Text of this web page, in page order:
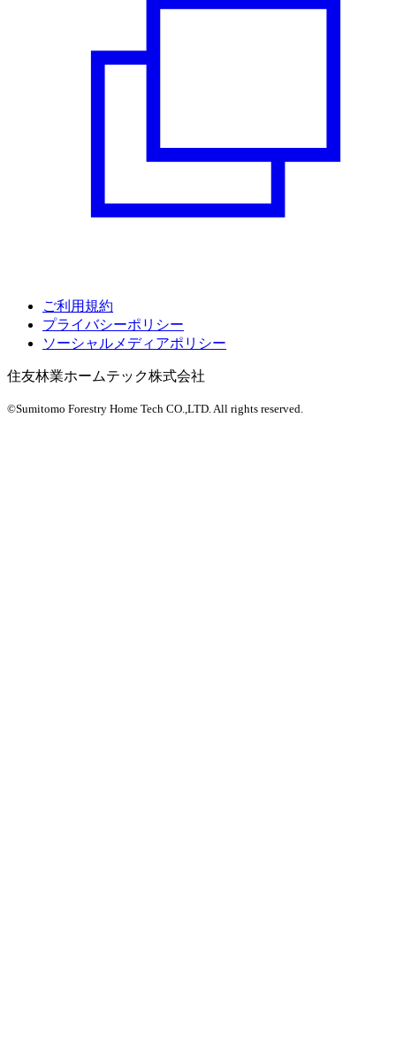
ご利用規約
プライバシーポリシー
ソーシャルメディアポリシー
住友林業ホームテック株式会社
©Sumitomo Forestry Home Tech CO.,LTD. All rights reserved.